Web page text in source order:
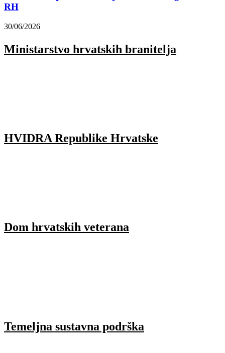
RH
30/06/2026
Ministarstvo hrvatskih branitelja
HVIDRA Republike Hrvatske
Dom hrvatskih veterana
Temeljna sustavna podrška